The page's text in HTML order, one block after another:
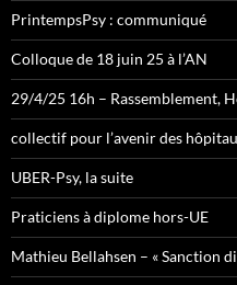
PrintempsPsy : communiqué
Colloque de 18 juin 25 à l’AN
29/4/25 16h – Rassemblement,
collectif pour l’avenir des
UBER-Psy, la suite
Praticiens à diplome hors-UE
Mathieu Bellahsen – « Sanction